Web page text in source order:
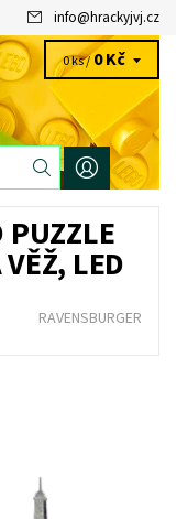
info@hrackyjvj.cz
0 ks /0 Kč
PUZZLE
LED
RAVENSBURGER